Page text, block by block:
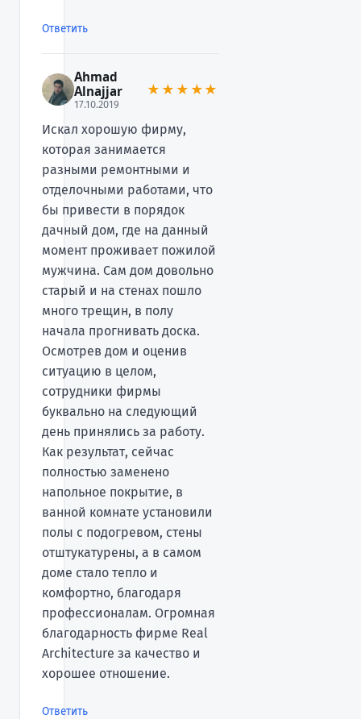
Ответить
Ahmad
Alnajjar
17.10.2019
★★★★★
Искал хорошую фирму,
которая занимается
разными ремонтными и
отделочными работами, что
бы привести в порядок
дачный дом, где на данный
момент проживает пожилой
мужчина. Сам дом довольно
старый и на стенах пошло
много трещин, в полу
начала прогнивать доска.
Осмотрев дом и оценив
ситуацию в целом,
сотрудники фирмы
буквально на следующий
день принялись за работу.
Как результат, сейчас
полностью заменено
напольное покрытие, в
ванной комнате установили
полы с подогревом, стены
отштукатурены, а в самом
доме стало тепло и
комфортно, благодаря
профессионалам. Огромная
благодарность фирме Real
Architecture за качество и
хорошее отношение.
Ответить